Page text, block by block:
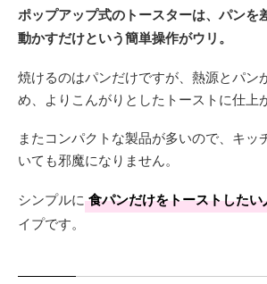
ポップアップ式のトースターは、パンを
動かすだけという簡単操作がウリ。
焼けるのはパンだけですが、熱源とパン
め、よりこんがりとしたトーストに仕上
またコンパクトな製品が多いので、キッ
いても邪魔になりません。
シンプルに 食パンだけをトーストしたい
イプです。